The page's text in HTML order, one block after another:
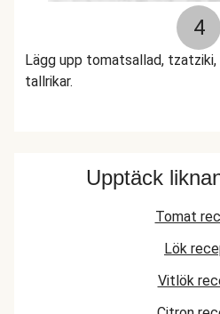
4
Lägg upp tomatsallad,
tallrikar.
Upptäck
Tomat
Lök
Vitlök